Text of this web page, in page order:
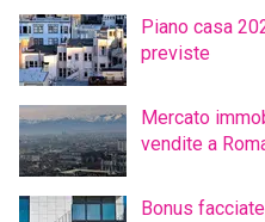
Piano casa
previste
Mercato
vendite a
Bonus